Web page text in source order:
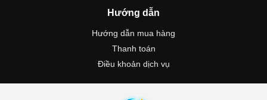
Hướng dẫn
Hướng dẫn mua hàng
Thanh toán
Điều khoản dịch vụ